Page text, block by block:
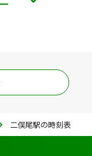
二俣尾駅の時刻表